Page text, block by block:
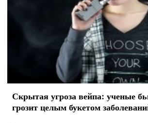
Скрытая угроза вейпа: ученые
грозит целым букетом